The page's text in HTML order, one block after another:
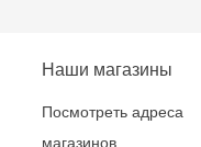
Наши магазины
Посмотреть адреса
магазинов